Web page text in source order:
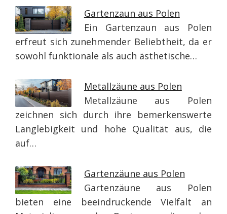
Gartenzaun aus Polen
Ein Gartenzaun aus Polen
erfreut sich zunehmender Beliebtheit, da er
sowohl funktionale als auch ästhetische…
Metallzäune aus Polen
Metallzäune aus Polen
zeichnen sich durch ihre bemerkenswerte
Langlebigkeit und hohe Qualität aus, die
auf…
Gartenzäune aus Polen
Gartenzäune aus Polen
bieten eine beeindruckende Vielfalt an